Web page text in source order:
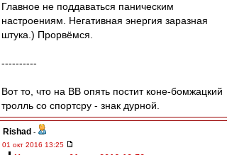
Главное не поддаваться паническим
настроениям. Негативная энергия заразная
штука.) Прорвёмся.
----------
Вот то, что на ВВ опять постит коне-бомжацкий
тролль со спортсру - знак дурной.
Rishad -
01 окт 2016 13:25